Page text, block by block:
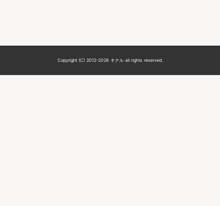
Copyright (C) 2012-2026 キナル all rights reserved.